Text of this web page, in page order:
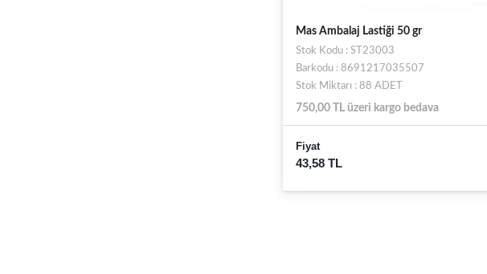
Mas Ambalaj Lastiği 50 gr
Stok Kodu : ST23003
Barkodu : 8691217035507
Stok Miktarı : 88 ADET
750,00 TL üzeri kargo bedava
Fiyat
43,58 TL